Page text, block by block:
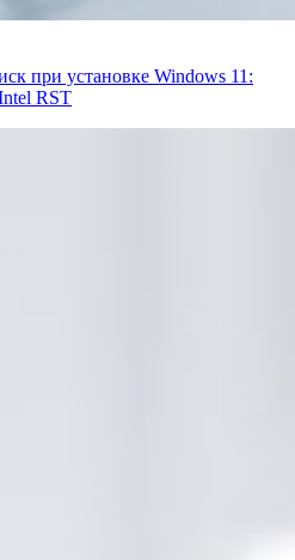
при установке Windows 11:
RST